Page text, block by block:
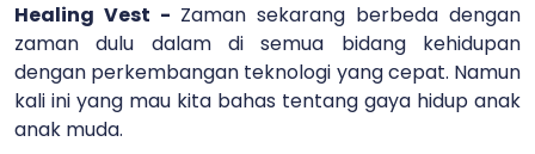
Healing Vest - Zaman sekarang berbeda dengan
zaman dulu dalam di semua bidang kehidupan
dengan perkembangan teknologi yang cepat. Namun
kali ini yang mau kita bahas tentang gaya hidup anak
anak muda.